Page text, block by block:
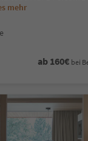
mehr
ab 160€ bei